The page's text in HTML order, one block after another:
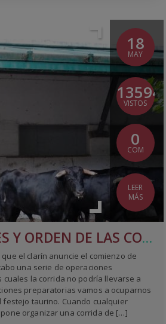
18
MAY
13594
VISTOS
0
COM
LEER
MÁS
PRELIMINARES Y ORDEN DE LAS CORRIDAS DE TOROS
que el clarín anuncie el comienzo de
una serie de operaciones
la corrida no podría llevarse a
preparatorias vamos a ocuparnos
festejo taurino. Cuando cualquier
organizar una corrida de […]